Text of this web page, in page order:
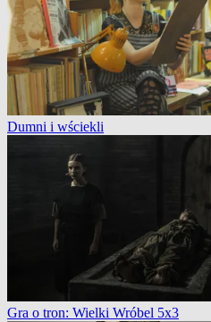
Dumni i wściekli
Gra o tron: Wielki Wróbel 5x3